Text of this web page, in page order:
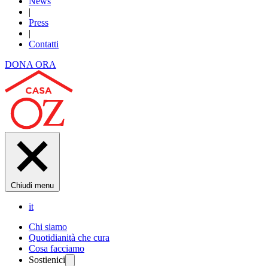
|
Press
|
Contatti
DONA ORA
Chiudi menu
it
Chi siamo
Quotidianità che cura
Cosa facciamo
Sostienici